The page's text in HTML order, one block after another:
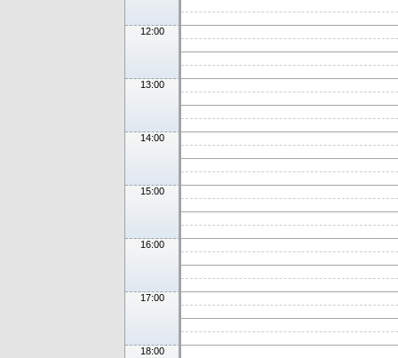
12:00
13:00
14:00
15:00
16:00
17:00
18:00